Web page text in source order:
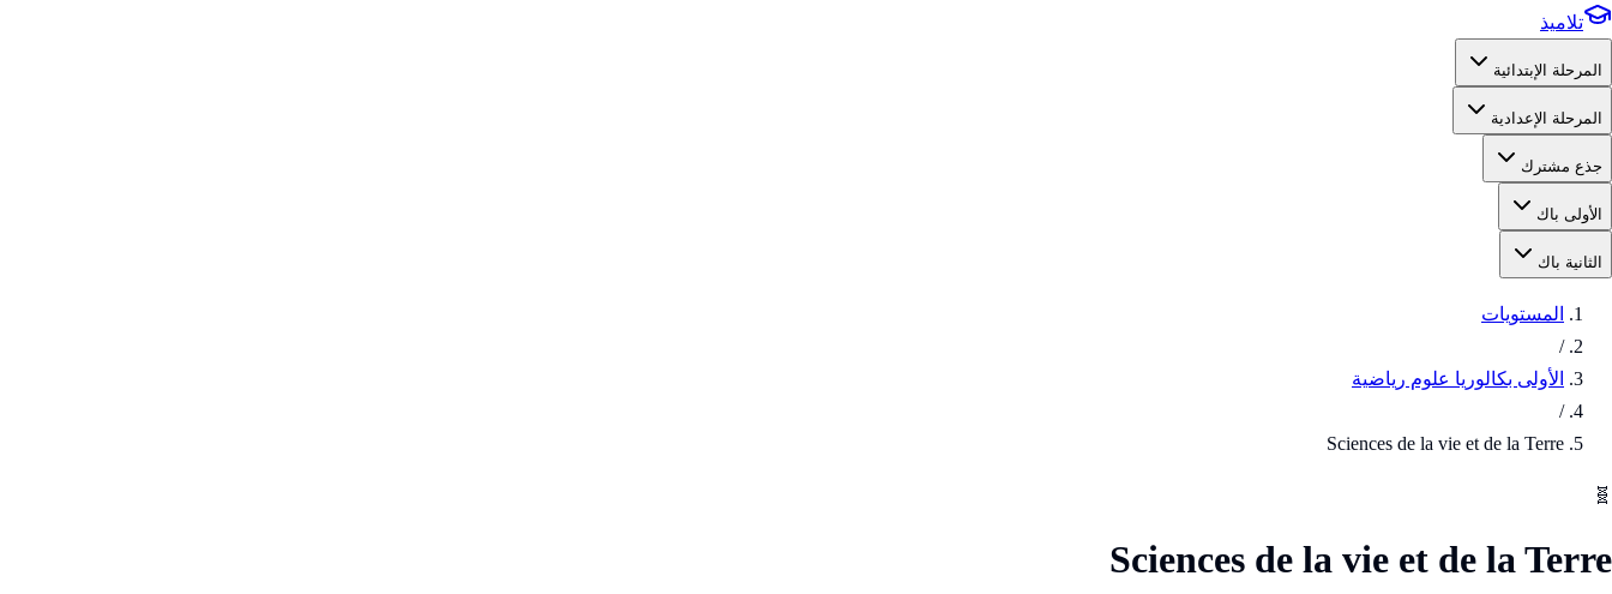
تلاميذ
المرحلة الإبتدائية
المرحلة الإعدادية
جذع مشترك
الأولى باك
الثانية باك
المستويات
/
الأولى بكالوريا علوم رياضية
/
Sciences de la vie et de la Terre
🧬
Sciences de la vie et de la Terre